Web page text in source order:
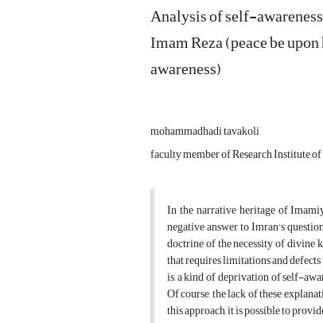
Analysis of self-
Imam Reza (peace be
awareness)
mohammadhadi tavakoli
faculty member of Research Institute
In the narrative heritage of
negative answer to Imran's
doctrine of the necessity of divine
that requires limitations and
is, a kind of deprivation of self-
Of course, the lack of these
this approach, it is possible to